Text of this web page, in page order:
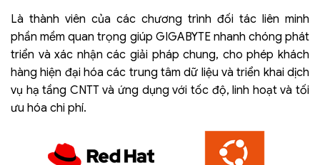
Là thành viên của các chương trình đối tác liên minh
phần mềm quan trọng giúp GIGABYTE nhanh chóng phát
triển và xác nhận các giải pháp chung, cho phép khách
hàng hiện đại hóa các trung tâm dữ liệu và triển khai dịch
vụ hạ tầng CNTT và ứng dụng với tốc độ, linh hoạt và tối
ưu hóa chi phí.